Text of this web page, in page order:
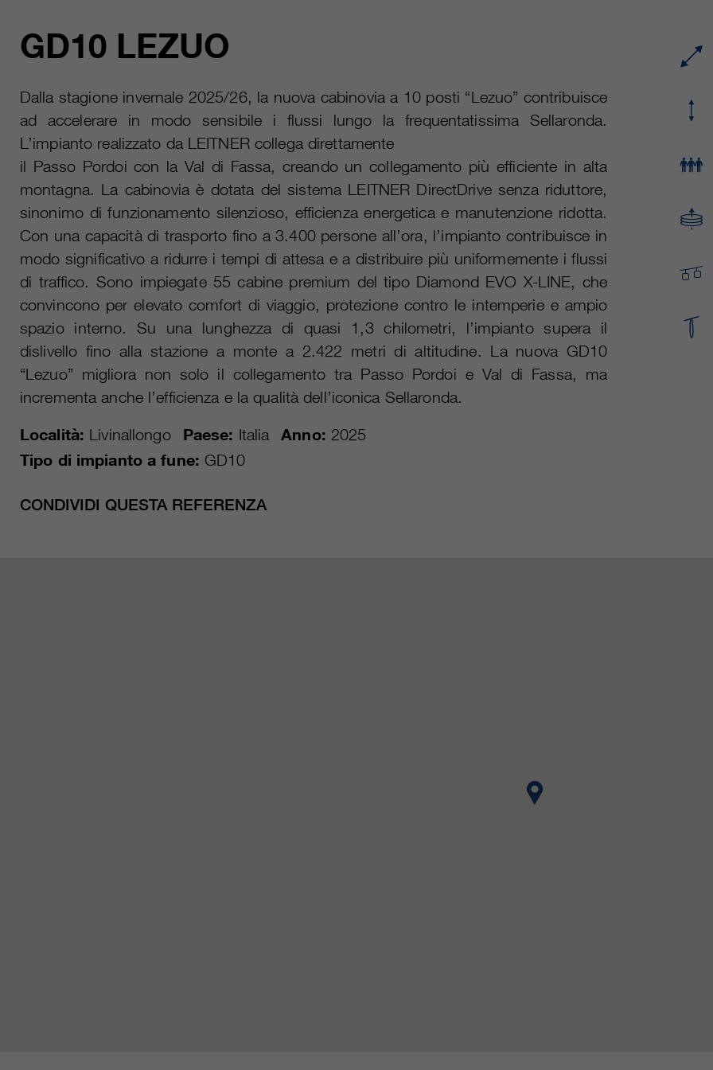
GD10 LEZUO
Dalla stagione invernale 2025/26, la nuova cabinovia a 10 posti “Lezuo” contribuisce
ad accelerare in modo sensibile i flussi lungo la frequentatissima Sellaronda.
L’impianto realizzato da LEITNER collega direttamente
il Passo Pordoi con la Val di Fassa, creando un collegamento più efficiente in alta
montagna. La cabinovia è dotata del sistema LEITNER DirectDrive senza riduttore,
sinonimo di funzionamento silenzioso, efficienza energetica e manutenzione ridotta.
Con una capacità di trasporto fino a 3.400 persone all’ora, l’impianto contribuisce in
modo significativo a ridurre i tempi di attesa e a distribuire più uniformemente i flussi
di traffico. Sono impiegate 55 cabine premium del tipo Diamond EVO X-LINE, che
convincono per elevato comfort di viaggio, protezione contro le intemperie e ampio
spazio interno. Su una lunghezza di quasi 1,3 chilometri, l’impianto supera il
dislivello fino alla stazione a monte a 2.422 metri di altitudine. La nuova GD10
“Lezuo” migliora non solo il collegamento tra Passo Pordoi e Val di Fassa, ma
incrementa anche l’efficienza e la qualità dell’iconica Sellaronda.
Località: Livinallongo Paese: Italia Anno: 2025
Tipo di impianto a fune: GD10
CONDIVIDI QUESTA REFERENZA
durata 30 giorni
Salva le impostazioni del cookie selezionate
obiettivo
informazioni sull'uso, comprese le informazioni
personali e non personali. Ulteriori informazioni
https://policies.google.com/privacy., dove i dati
raccolti sono utilizzati per elaborare relazioni
sull'utilizzo del sito, che ci aiutano a migliorare i
vengono trasmesse anche ai nostri clienti /
partner.